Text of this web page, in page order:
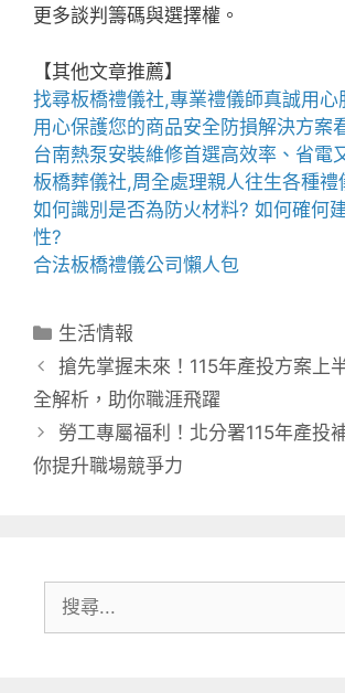
更多談判籌碼與選擇權。
【其他文章推薦】
找尋板橋禮儀社,專業禮儀師真誠用心
用心保護您的商品安全防損解決方案
台南熱泵安裝維修首選高效率、省電
板橋葬儀社,周全處理親人往生各種禮
如何識別是否為防火材料? 如何確何
性?
合法板橋禮儀公司懶人包
分
類
生活情報
搶先掌握未來！115年產投方案上
全解析，助你職涯飛躍
勞工專屬福利！北分署115年產投
你提升職場競爭力
尋: